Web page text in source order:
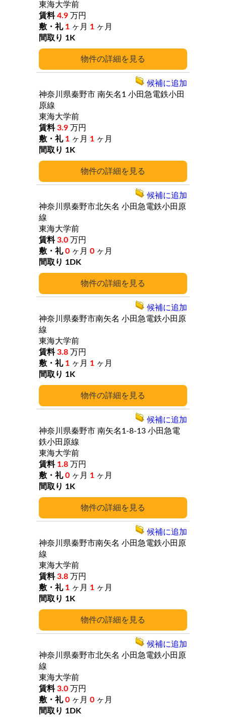
詳細
東海大学前
4.9 万円
1 ヶ月 1 ヶ月
1K
詳細
神奈川県秦野市 南矢名1 小田急電鉄小田
原線
東海大学前
3.9 万円
1 ヶ月 1 ヶ月
1K
候補に追加
詳細
神奈川県秦野市北矢名 小田急電鉄小田原
線
東海大学前
3.0 万円
0 ヶ月 0 ヶ月
1DK
候補に追加
詳細
神奈川県秦野市南矢名 小田急電鉄小田原
線
東海大学前
3.8 万円
1 ヶ月 1 ヶ月
1K
候補に追加
詳細
神奈川県秦野市 南矢名1-8-13 小田急電
鉄小田原線
東海大学前
1.8 万円
0 ヶ月 1 ヶ月
1K
候補に追加
詳細
神奈川県秦野市南矢名 小田急電鉄小田原
線
東海大学前
3.8 万円
1 ヶ月 1 ヶ月
1K
候補に追加
神奈川県秦野市北矢名 小田急電鉄小田原
線
東海大学前
3.0 万円
0 ヶ月 0 ヶ月
1DK
候補に追加